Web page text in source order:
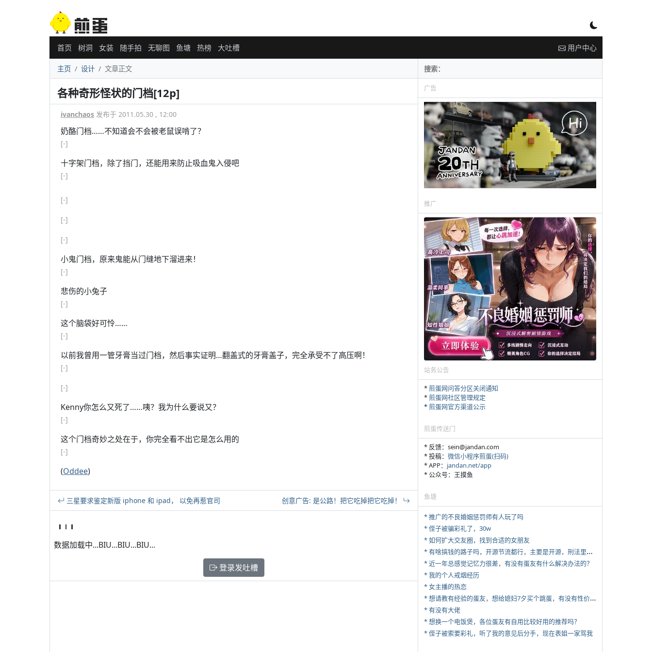
首页 树洞 女装 随手拍 无聊图 鱼塘 热榜 大吐槽 用户中心
主页 设计 文章正文
各种奇形怪状的门档[12p]
ivanchaos 发布于 2011.05.30 , 12:00
奶酪门档……不知道会不会被老鼠误啃了？
[-]
十字架门档，除了挡门，还能用来防止吸血鬼入侵吧
[-]
[-]
[-]
[-]
小鬼门档，原来鬼能从门缝地下溜进来！
[-]
悲伤的小兔子
[-]
这个脑袋好可怜……
[-]
以前我曾用一管牙膏当过门档，然后事实证明…翻盖式的牙膏盖子，完全承受不了高压啊！
[-]
[-]
Kenny你怎么又死了……咦？我为什么要说又？
[-]
这个门档奇妙之处在于，你完全看不出它是怎么用的
[-]
(Oddee)
三星要求鉴定新版 iphone 和 ipad， 以免再惹官司 创意广告: 是公路！把它吃掉把它吃掉！
数据加载中...BIU...BIU...BIU...
登录发吐槽
广告
推广
站务公告
*煎蛋网问答分区关闭通知
*煎蛋网社区管理规定
*煎蛋网官方渠道公示
煎蛋传送门
* 反馈：sein@jandan.com
* 投稿： 微信小程序煎蛋(扫码)
* APP： jandan.net/app
* 公众号：王摸鱼
鱼塘
* 推广的不良婚姻惩罚师有人玩了吗
* 侄子被骗彩礼了，30w
* 如何扩大交友圈，找到合适的女朋友
*
有啥搞钱的路子吗，开源节流都行，主要是开源，刑法里的咱不做
* 近一年总感觉记忆力很差，有没有蛋友有什么解决办法的？
* 我的个人戒烟经历
* 女主播的热恋
*
想请教有经验的蛋友，想给媳妇7夕买个跳蛋，有没有性价比高的推荐
* 有没有大佬
* 想换一个电饭煲，各位蛋友有自用比较好用的推荐吗？
* 侄子被索要彩礼，听了我的意见后分手，现在表姐一家骂我